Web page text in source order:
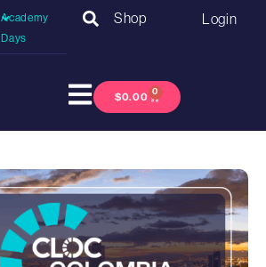
Academy
Days
Shop Login
$0.00 0